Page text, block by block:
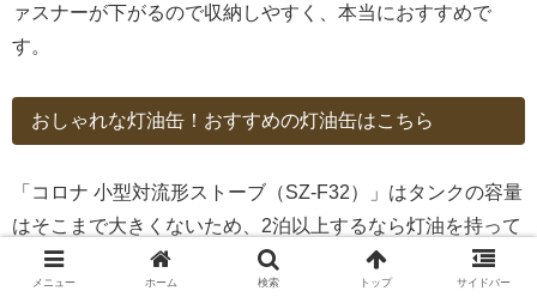
ァスナーが下がるので収納しやすく、本当におすすめで
す。
おしゃれな灯油缶！おすすめの灯油缶はこちら
「コロナ 小型対流形ストーブ（SZ-F32）」はタンクの容量
はそこまで大きくないため、2泊以上するなら灯油を持って
行く必要があります。
メニュー ホーム 検索 トップ サイドバー